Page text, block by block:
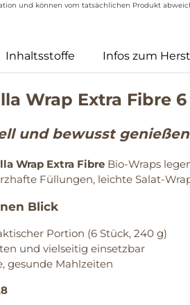
und können vom tatsächlichen Produkt
Inhaltsstoffe Infos zum
Wrap Extra Fibre
und bewusst genießen
Wrap Extra Fibre Bio-Wraps
Füllungen, leichte Salat-
Blick
Portion (6 Stück, 240 g)
und vielseitig einsetzbar
gesunde Mahlzeiten